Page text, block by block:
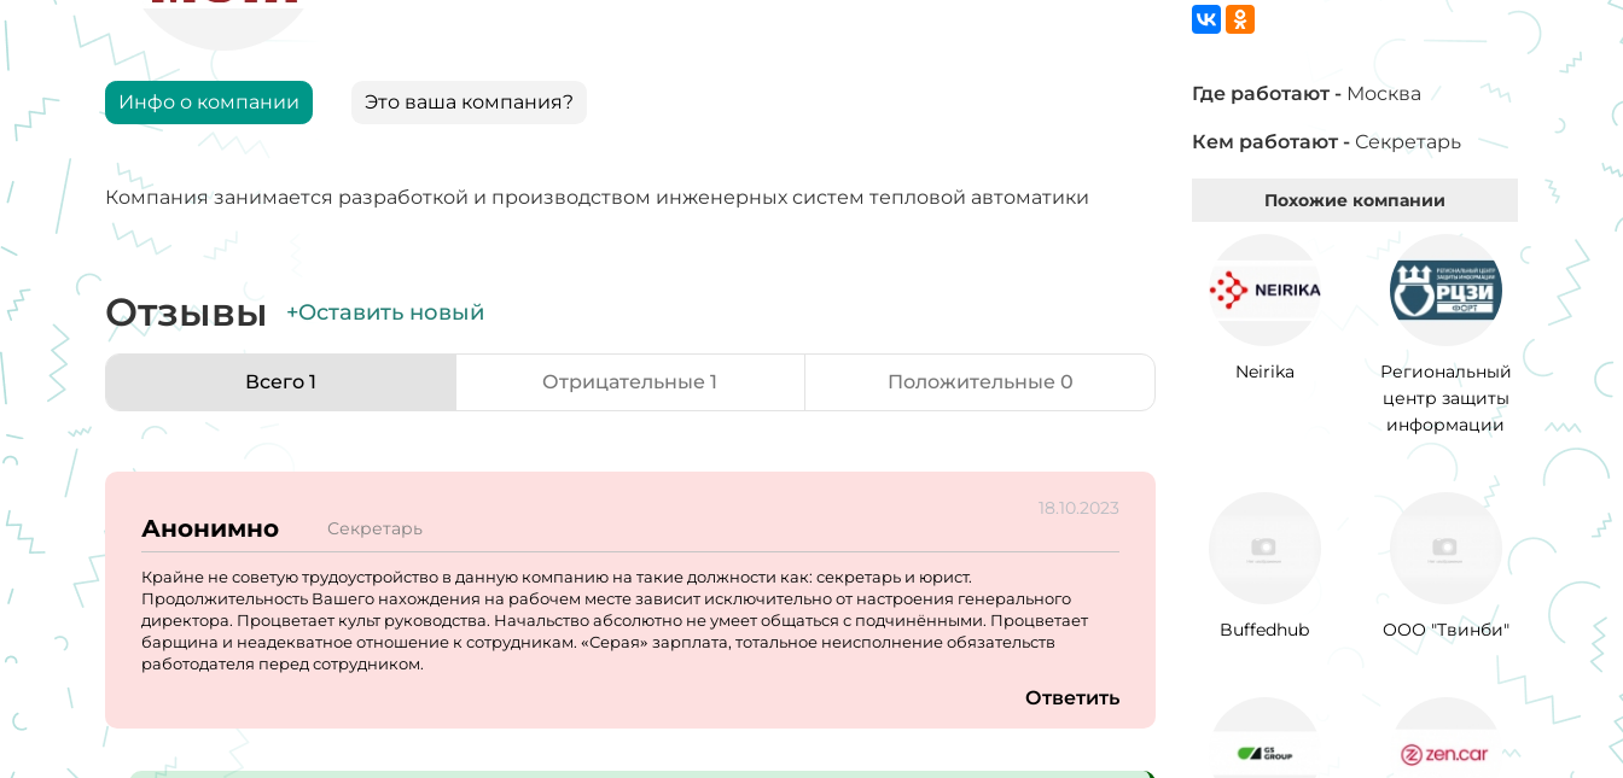
Инфо о компании Это ваша компания?
Компания занимается разработкой и производством инженерных систем тепловой автоматики
Отзывы +Оставить новый
Всего 1 Отрицательные 1 Положительные 0
18.10.2023
Анонимно Секретарь
Крайне не советую трудоустройство в данную компанию на такие должности как: секретарь и юрист.
Продолжительность Вашего нахождения на рабочем месте зависит исключительно от настроения генерального
директора. Процветает культ руководства. Начальство абсолютно не умеет общаться с подчинёнными. Процветает
барщина и неадекватное отношение к сотрудникам. «Серая» зарплата, тотальное неисполнение обязательств
работодателя перед сотрудником.
Ответить
Где работают - Москва
Кем работают - Секретарь
Похожие компании
Neirika
Региональный
центр защиты
информации
Buffedhub ООО "Твинби"